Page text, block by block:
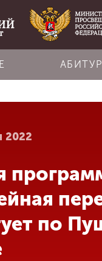
2022
по